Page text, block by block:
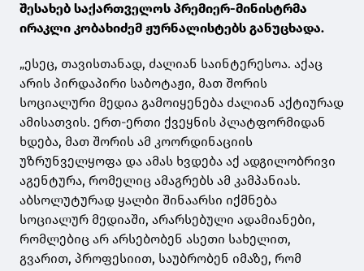
შესახებ საქართველოს პრემიერ-მინისტრმა
ირაკლი კობახიძემ ჟურნალისტებს განუცხადა.
„ესეც, თავისთანად, ძალიან საინტერესოა. აქაც
არის პირდაპირი საბოტაჟი, მათ შორის
სოციალური მედია გამოიყენება ძალიან აქტიურად
ამისათვის. ერთ-ერთი ქვეყნის პლატფორმიდან
ხდება, მათ შორის ამ კოორდინაციის
უზრუნველყოფა და ამას ხვდება აქ ადგილობრივი
აგენტურა, რომელიც ამაგრებს ამ კამპანიას.
აბსოლუტურად ყალბი შინაარსი იქმნება
სოციალურ მედიაში, არარსებული ადამიანები,
რომლებიც არ არსებობენ ასეთი სახელით,
გვარით, პროფესიით, საუბრობენ იმაზე, რომ